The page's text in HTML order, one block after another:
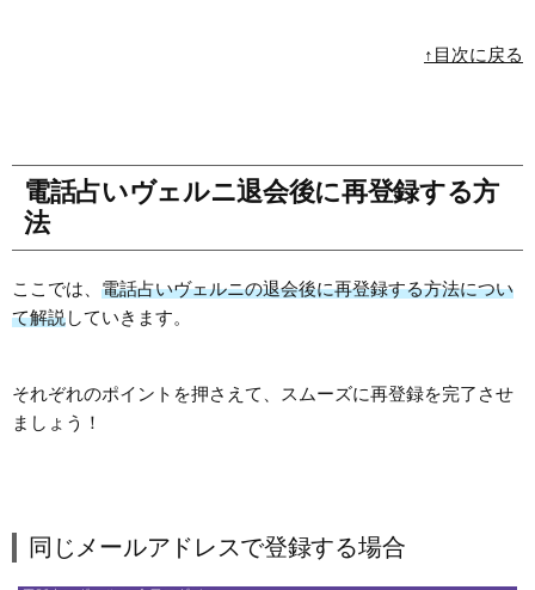
↑目次に戻る
電話占いヴェルニ退会後に再登録する方
法
ここでは、 電話占いヴェルニの退会後に再登録する方法につい
て解説していきます。
それぞれのポイントを押さえて、スムーズに再登録を完了させ
ましょう！
同じメールアドレスで登録する場合